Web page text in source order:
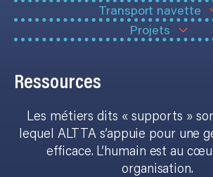
Transport navette
Projets
Ressources
Les métiers dits « supports »
lequel ALTTA s’appuie pour une
efficace. L’humain est au
organisation.